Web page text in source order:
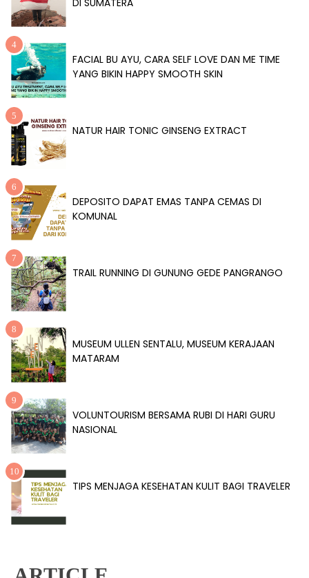
FACIAL BU AYU, CARA SELF LOVE DAN ME TIME
YANG BIKIN HAPPY SMOOTH SKIN
NATUR HAIR TONIC GINSENG EXTRACT
DEPOSITO DAPAT EMAS TANPA CEMAS DI
KOMUNAL
TRAIL RUNNING DI GUNUNG GEDE PANGRANGO
MUSEUM ULLEN SENTALU, MUSEUM KERAJAAN
MATARAM
VOLUNTOURISM BERSAMA RUBI DI HARI GURU
NASIONAL
TIPS MENJAGA KESEHATAN KULIT BAGI TRAVELER